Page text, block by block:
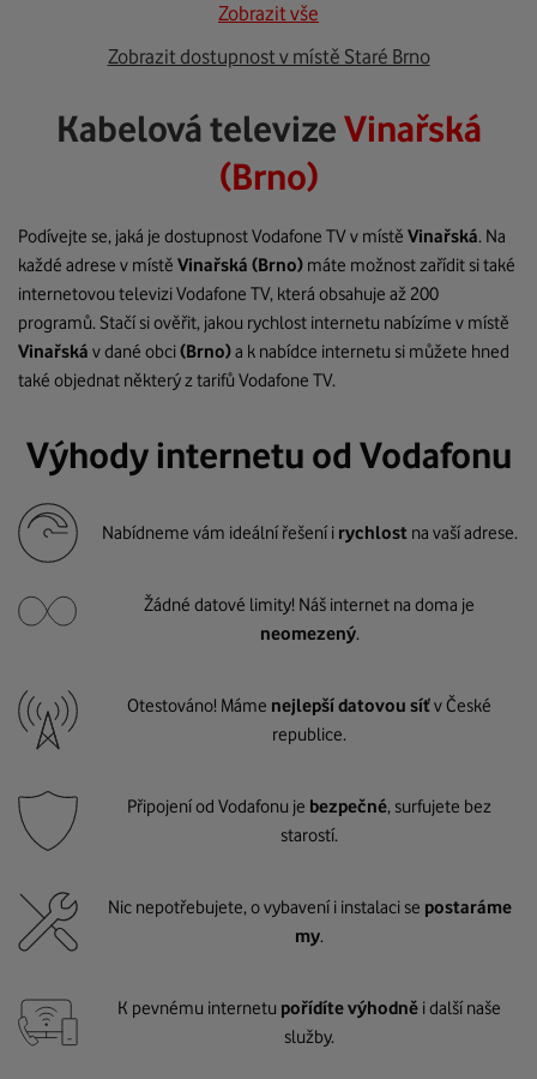
Zobrazit vše
Zobrazit dostupnost v místě Staré Brno
Kabelová televizeVinařská
(Brno)
Podívejte se, jaká je dostupnost Vodafone TV v místě Vinařská. Na
každé adrese v místě Vinařská (Brno) máte možnost zařídit si také
internetovou televizi Vodafone TV, která obsahuje až 200
programů. Stačí si ověřit, jakou rychlost internetu nabízíme v místě
Vinařská v dané obci(Brno)a k nabídce internetu si můžete hned
také objednat některý z tarifů Vodafone TV.
Výhody internetu od Vodafonu
Nabídneme vám ideální řešení i rychlost na vaší adrese.
Žádné datové limity! Náš internet na doma je
neomezený.
Otestováno! Máme nejlepší datovou síťv České
republice.
Připojení od Vodafonu je bezpečné, surfujete bez
starostí.
Nic nepotřebujete, o vybavení i instalaci se postaráme
my.
K pevnému internetu pořídíte výhodně i další naše
služby.